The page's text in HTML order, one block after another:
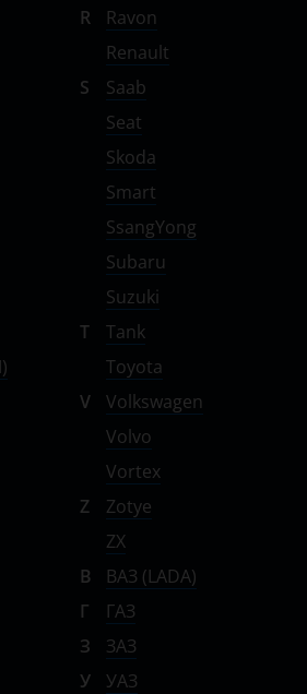
R
Ravon
Renault
S
Saab
Seat
Skoda
Smart
SsangYong
Subaru
Suzuki
T
Tank
Toyota
V
Volkswagen
Volvo
Vortex
Z
Zotye
ZX
В
ВАЗ (LADA)
Г
ГАЗ
З
ЗАЗ
У
УАЗ